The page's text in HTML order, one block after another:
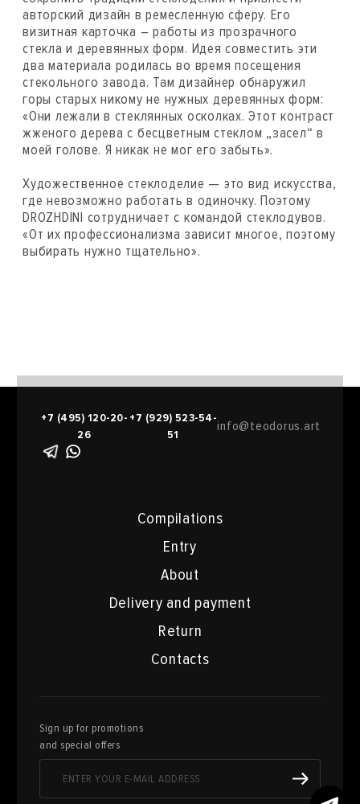
авторский дизайн в ремесленную сферу. Его
визитная карточка – работы из прозрачного
стекла и деревянных форм. Идея совместить эти
два материала родилась во время посещения
стекольного завода. Там дизайнер обнаружил
горы старых никому не нужных деревянных форм:
«Они лежали в стеклянных осколках. Этот контраст
жженого дерева с бесцветным стеклом „засел“ в
моей голове. Я никак не мог его забыть».
Художественное стеклоделие — это вид искусства,
где невозможно работать в одиночку. Поэтому
DROZHDINI сотрудничает с командой стеклодувов.
«От их профессионализма зависит многое, поэтому
выбирать нужно тщательно».
Compilations
Entry
About
Delivery and payment
Return
Contacts
+7 (495) 120-20-
26
+7 (929) 523-54-
51
info@teodorus.art
Sign up for promotions
and special offers